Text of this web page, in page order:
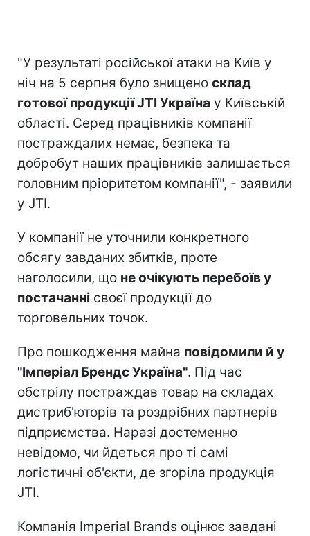
"У результаті російської атаки на Київ у
ніч на 5 серпня було знищено склад
готової продукції JTI Україна у Київській
області. Серед працівників компанії
постраждалих немає, безпека та
добробут наших працівників залишається
головним пріоритетом компанії", - заявили
у JTI.
У компанії не уточнили конкретного
обсягу завданих збитків, проте
наголосили, що не очікують перебоїв у
постачанні своєї продукції до
торговельних точок.
Про пошкодження майна повідомили й у
"Імперіал Брендс Україна". Під час
обстрілу постраждав товар на складах
дистриб'юторів та роздрібних партнерів
підприємства. Наразі достеменно
невідомо, чи йдеться про ті самі
логістичні об'єкти, де згоріла продукція
JTI.
Компанія Imperial Brands оцінює завдані